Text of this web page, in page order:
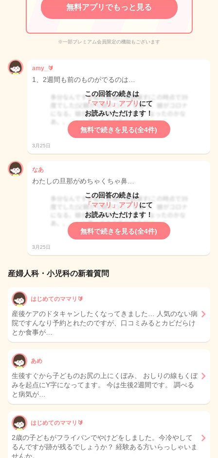
無料アプリでもっと見る
※一部プレミアム会員限定の機能もございます
amy_🔰
1、2週間も前のものがでるのは…
この回答の続きは
「ママリ」アプリ にて
お読みいただけます！
無料で続きを見る(全4件)
3月25日
なあ
わたしの旦那がめちゃくちゃ鼻…
この回答の続きは
「ママリ」アプリ にて
お読みいただけます！
無料で続きを見る(全4件)
3月25日
産婦人科・小児科の新着質問
はじめてのママリ🔰
産後ケアのドタキャンしたくなってきました… 人気のない病
院ですんなり予約とれたのですが、口コミみるとカビだらけ
とか食事が…
あめ
生後すぐから子どものお尻の上にくぼみ、 おしりの線もくぼ
みを起点にY字になってます。 今は生後2週間です。 調べる
と病気が…
はじめてのママリ🔰
2歳の子どもがフライパンでやけどをしました。今冷やして
るんですが跡が残るでしょうか？ 経験ある方いらっしゃいま
せんか。